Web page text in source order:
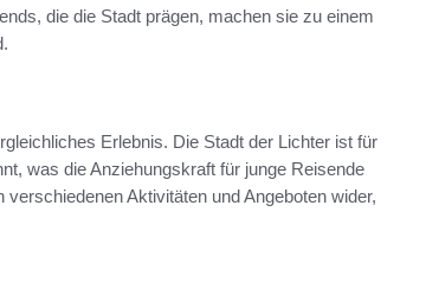
die die Stadt prägen, machen sie zu einem
Erlebnis. Die Stadt der Lichter ist für
was die Anziehungskraft für junge Reisende
Aktivitäten und Angeboten wider,